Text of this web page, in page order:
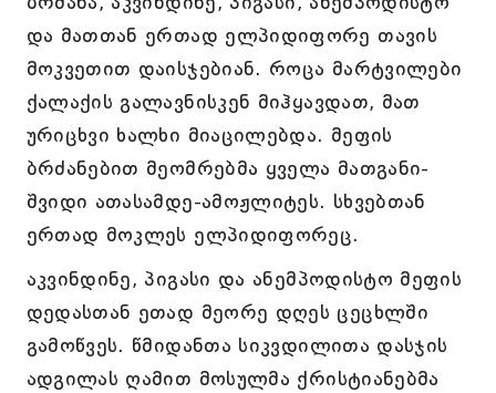
და მათთან ერთად ელპიდიფორე თავის
მოკვეთით დაისჯებიან. როცა მარტვილები
ქალაქის გალავნისკენ მიჰყავდათ, მათ
ურიცხვი ხალხი მიაცილებდა. მეფის
ბრძანებით მეომრებმა ყველა მათგანი-
შვიდი ათასამდე-ამოჟლიტეს. სხვებთან
ერთად მოკლეს ელპიდიფორეც.
აკვინდინე, პიგასი და ანემპოდისტო მეფის
დედასთან ეთად მეორე დღეს ცეცხლში
გამოწვეს. წმიდანთა სიკვდილითა დასჯის
ადგილას ღამით მოსულმა ქრისტიანებმა